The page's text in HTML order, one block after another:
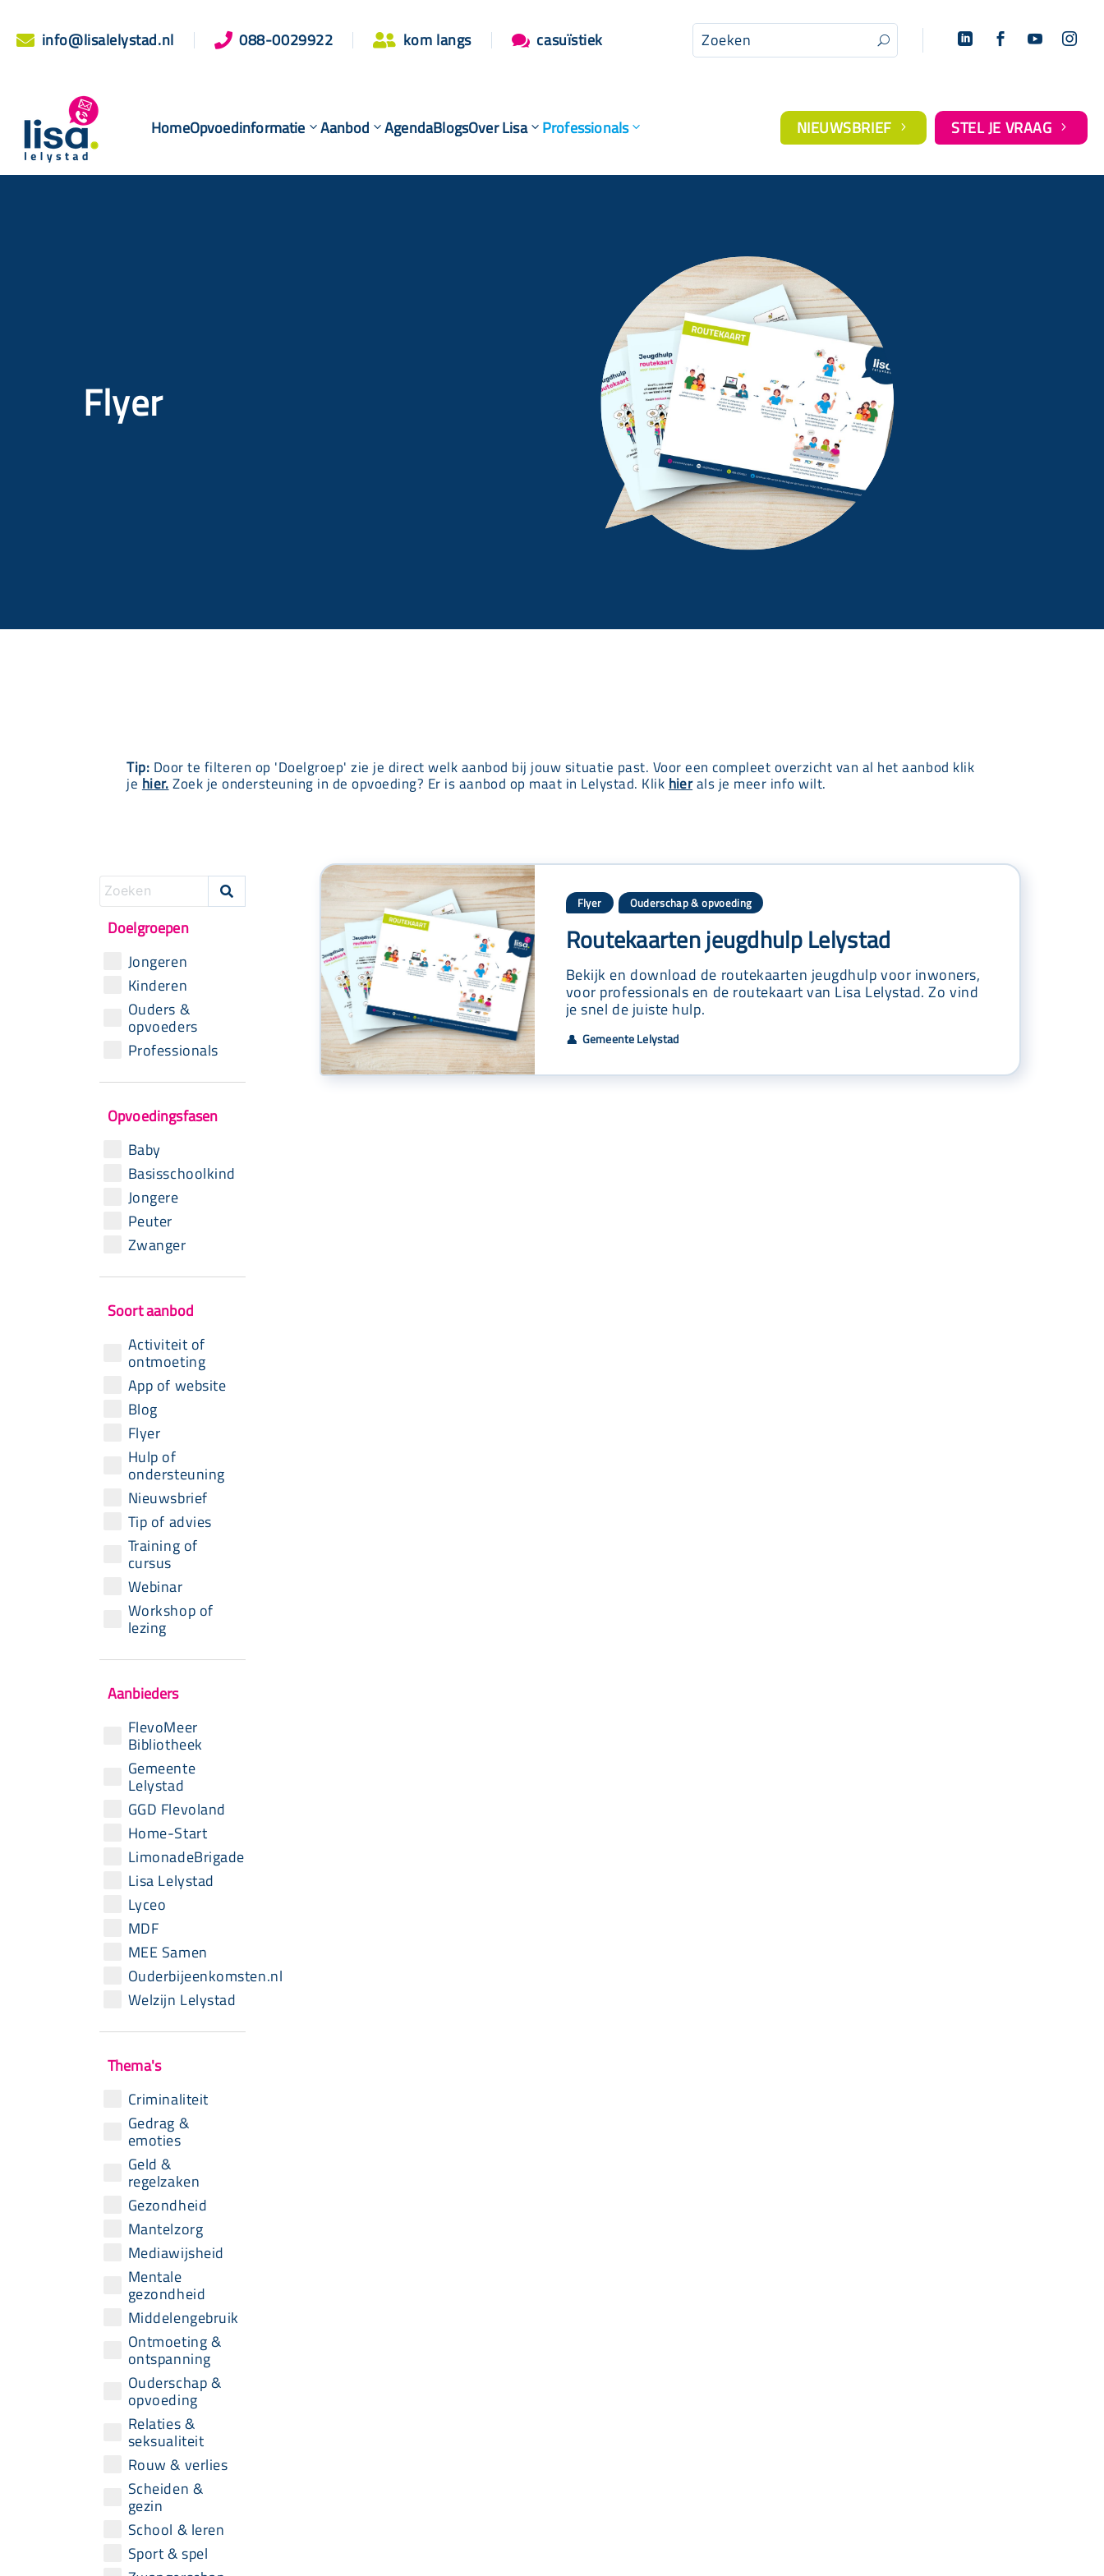
 info@lisalelystad.nl  088-0029922  kom langs  casuïstiek U    
HomeOpvoedinformatie Aanbod AgendaBlogsOver Lisa Professionals NIEUWSBRIEF 5 STEL JE VRAAG 5
Flyer
Tip: Door te filteren op 'Doelgroep' zie je direct welk aanbod bij jouw situatie past. Voor een compleet overzicht van al het aanbod klik
jehier.Zoek je ondersteuning in de opvoeding? Er is aanbod op maat in Lelystad. Klikhierals je meer info wilt.

Doelgroepen
Jongeren
Kinderen
Ouders &
opvoeders
Professionals
Opvoedingsfasen
Baby
Basisschoolkind
Jongere
Peuter
Zwanger
Soort aanbod
Activiteit of
ontmoeting
App of website
Blog
Flyer
Hulp of
ondersteuning
Nieuwsbrief
Tip of advies
Training of
cursus
Webinar
Workshop of
lezing
Aanbieders
FlevoMeer
Bibliotheek
Gemeente
Lelystad
GGD Flevoland
Home-Start
LimonadeBrigade
Lisa Lelystad
Lyceo
MDF
MEE Samen
Ouderbijeenkomsten.nl
Welzijn Lelystad
Thema's
Criminaliteit
Gedrag &
emoties
Geld &
regelzaken
Gezondheid
Mantelzorg
Mediawijsheid
Mentale
gezondheid
Middelengebruik
Ontmoeting &
ontspanning
Ouderschap &
opvoeding
Relaties &
seksualiteit
Rouw & verlies
Scheiden &
gezin
School & leren
Sport & spel
Flyer Ouderschap & opvoeding
Routekaarten jeugdhulp Lelystad
Bekijk en download de routekaarten jeugdhulp voor inwoners,
voor professionals en de routekaart van Lisa Lelystad. Zo vind
je snel de juiste hulp.
👤 Gemeente Lelystad